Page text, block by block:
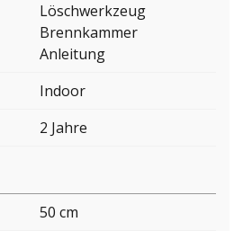
Löschwerkzeug
Brennkammer
Anleitung
Indoor
2 Jahre
50 cm